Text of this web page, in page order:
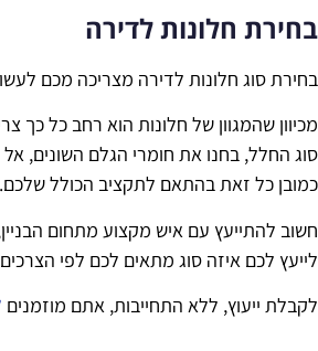
בחירת חלונות לדירה
בחירת סוג חלונות לדירה מצריכה מכם
מכיוון שהמגוון של חלונות הוא רחב כל
סוג החלל, בחנו את חומרי הגלם השונים,
כמובן כל זאת בהתאם לתקציב הכולל שלכם.
חשוב להתייעץ עם איש מקצוע מתחום
לייעץ לכם איזה סוג מתאים לכם לפי
לקבלת ייעוץ, ללא התחייבות, אתם מוזמנים